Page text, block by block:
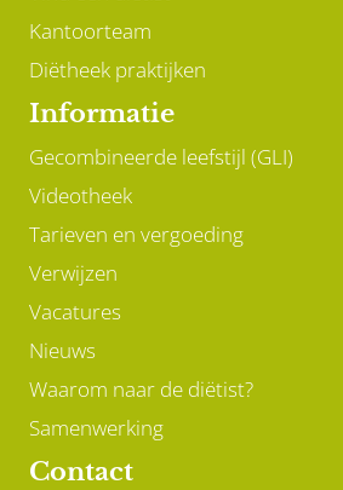
Kantoorteam
Diëtheek praktijken
Informatie
Gecombineerde leefstijl (GLI)
Videotheek
Tarieven en vergoeding
Verwijzen
Vacatures
Nieuws
Waarom naar de diëtist?
Samenwerking
Contact